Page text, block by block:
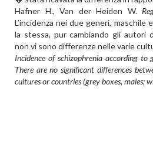
Hafner H., Van der Heiden W.
L’incidenza nei due generi,
la stessa, pur cambiando gli autori
non vi sono differenze nelle varie
Incidence of schizophrenia according to
There are no significant differences
cultures or countries (grey boxes, males;